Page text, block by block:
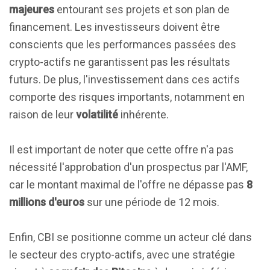
majeures entourant ses projets et son plan de
financement. Les investisseurs doivent être
conscients que les performances passées des
crypto-actifs ne garantissent pas les résultats
futurs. De plus, l'investissement dans ces actifs
comporte des risques importants, notamment en
raison de leurvolatilité inhérente.
Il est important de noter que cette offre n'a pas
nécessité l'approbation d'un prospectus par l'AMF,
car le montant maximal de l'offre ne dépasse pas 8
millions d'euros sur une période de 12 mois.
Enfin, CBI se positionne comme un acteur clé dans
le secteur des crypto-actifs, avec une stratégie